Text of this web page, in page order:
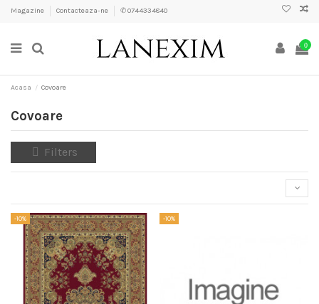
Magazine Contacteaza-ne ✆ 0744334840
0
Acasa Covoare
Covoare
Filters
-10% -10%